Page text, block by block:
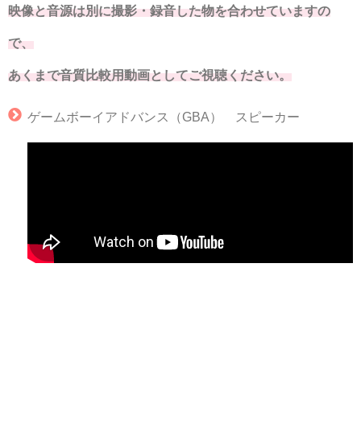
映像と音源は別に撮影・録音した物を合わせていますの
で、
あくまで音質比較用動画としてご視聴ください。
ゲームボーイアドバンス（GBA） スピーカー